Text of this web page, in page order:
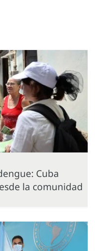
Cuba
la comunidad